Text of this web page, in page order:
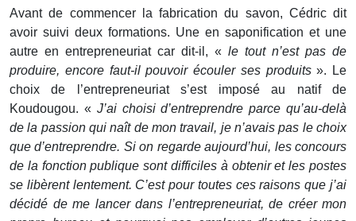
Avant de commencer la fabrication du savon, Cédric dit
avoir suivi deux formations. Une en saponification et une
autre en entrepreneuriat car dit-il, « le tout n’est pas de
produire, encore faut-il pouvoir écouler ses produits». Le
choix de l’entrepreneuriat s’est imposé au natif de
Koudougou. « J’ai choisi d’entreprendre parce qu’au-delà
de la passion qui naît de mon travail, je n’avais pas le choix
que d’entreprendre. Si on regarde aujourd’hui, les concours
de la fonction publique sont difficiles à obtenir et les postes
se libèrent lentement. C’est pour toutes ces raisons que j’ai
décidé de me lancer dans l’entrepreneuriat, de créer mon